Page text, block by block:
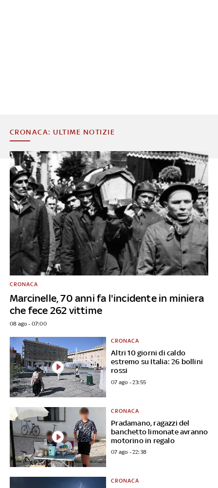
CRONACA: ULTIME NOTIZIE
Marcinelle, 70 anni fa l'incidente in miniera
che fece 262 vittime
CRONACA
08 ago - 07:00
Altri 10 giorni di caldo
estremo su Italia: 26 bollini
rossi
CRONACA
07 ago - 23:55
Pradamano, ragazzi del
banchetto limonate avranno
motorino in regalo
CRONACA
07 ago - 22:38
CRONACA